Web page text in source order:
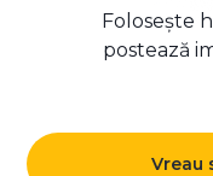
Folosește
postează
Vreau